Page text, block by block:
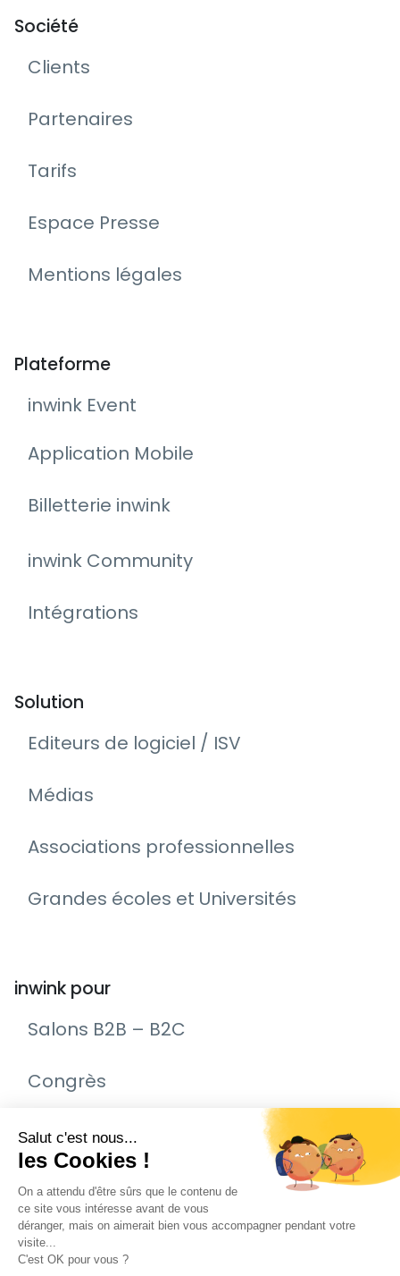
Société
Clients
Partenaires
Tarifs
Espace Presse
Mentions légales
Plateforme
inwink Event
Application Mobile
Billetterie inwink
inwink Community
Intégrations
Solution
Editeurs de logiciel / ISV
Médias
Associations professionnelles
Grandes écoles et Universités
inwink pour
Salons B2B – B2C
Congrès
Remise de prix – Awards
Journée Portes Ouvertes (JPO)